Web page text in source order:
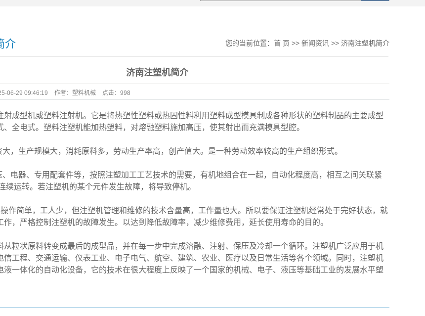
介 您的当前位置： 首 页 >> 新闻资讯 >> 济南注塑机简介
济南注塑机简介
06-29 09:46:19 作者： 塑料机械 点击： 998
射成型机或塑料注射机。它是将热塑性塑料或热固性料利用塑料成型模具制成各种形状的塑料制品的主要成型
全电式。塑料注塑机能加热塑料，对熔融塑料施加高压，使其射出而充满模具型腔。
，生产规模大，消耗原料多，劳动生产率高，创产值大。是一种劳动效率较高的生产组织形式。
电器、专用配套件等，按照注塑加工工艺技术的需要，有机地组合在一起，自动化程度高，相互之间关联紧
续运转。若注塑机的某个元件发生故障，将导致停机。
作简单，工人少，但注塑机管理和维修的技术含量高，工作量也大。所以要保证注塑机经常处于完好状态，就
，严格控制注塑机的故障发生。以达到降低故障率，减少维修费用，延长使用寿命的目的。
从粒状原料转变成最后的成型品，并在每一步中完成溶融、注射、保压及冷却一个循环。注塑机广泛应用于机
信工程、交通运输、仪表工业、电子电气、航空、建筑、农业、医疗以及日常生活等各个领域。同时，注塑机
液一体化的自动化设备，它的技术在很大程度上反映了一个国家的机械、电子、液压等基础工业的发展水平塑